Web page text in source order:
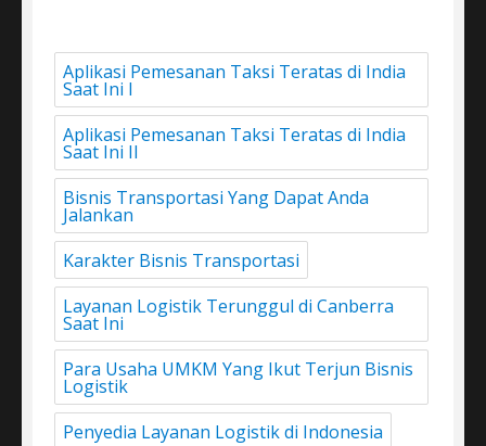
Aplikasi Pemesanan Taksi Teratas di India
Saat Ini I
Aplikasi Pemesanan Taksi Teratas di India
Saat Ini II
Bisnis Transportasi Yang Dapat Anda
Jalankan
Karakter Bisnis Transportasi
Layanan Logistik Terunggul di Canberra
Saat Ini
Para Usaha UMKM Yang Ikut Terjun Bisnis
Logistik
Penyedia Layanan Logistik di Indonesia